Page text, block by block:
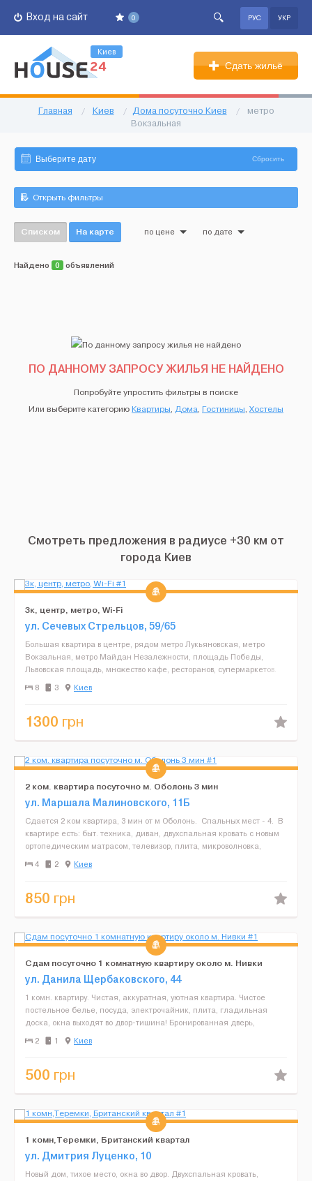
0
Вход на сайт РУС УКР
Киев
Сдать жильё
Главная / Киев / Дома посуточно Киев /
метро
Вокзальная
Сбросить
Открыть фильтры
Списком На карте по цене по дате
Найдено 0 объявлений
ПО ДАННОМУ ЗАПРОСУ ЖИЛЬЯ НЕ НАЙДЕНО
Попробуйте упростить фильтры в поиске
Или выберите категориюКвартиры, Дома, Гостиницы, Хостелы
Смотреть предложения в радиусе +30 км от
города Киев
3к, центр, метро, Wi-Fi
ул. Сечевых Cтрельцов, 59/65
Большая квартира в центре, рядом метро Лукьяновская, метро
Вокзальная, метро Майдан Незалежности, площадь Победы,
Львовская площадь, множество кафе, ресторанов, супермаркетов.
Квартира просторная с возможностью размещения до 11 го...
8 3 Киев
1300 грн
2 ком. квартира посуточно м. Оболонь 3 мин
ул. Маршала Малиновского, 11Б
Сдается 2 ком квартира, 3 мин от м Оболонь. Спальных мест - 4. В
квартире есть: быт. техника, диван, двухспальная кровать с новым
ортопедическим матрасом, телевизор, плита, микроволновка,
электрочайник, посуда, бойлер,...
4 2 Киев
850 грн
Сдам посуточно 1 комнатную квартиру около м. Нивки
ул. Данила Щербаковского, 44
1 комн. квартиру. Чистая, аккуратная, уютная квартира. Чистое
постельное белье, посуда, электрочайник, плита, гладильная
доска, окна выходят во двор-тишина! Бронированная дверь,
домофон, на окнах двойные решетки. Рядом рынок, супе...
2 1 Киев
500 грн
1 комн,Теремки, Британский квартал
ул. Дмитрия Луценко, 10
Новый дом, тихое место, окна во двор. Двухспальная кровать,